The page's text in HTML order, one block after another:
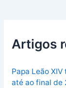
Artigos
Papa Leão
até ao final de